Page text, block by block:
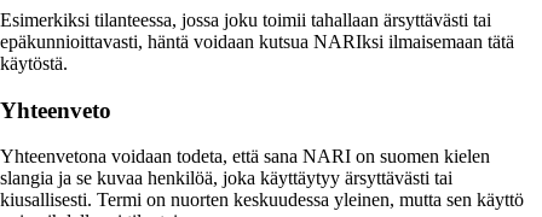
Esimerkiksi tilanteessa, jossa joku toimii tahallaan ärsyttävästi tai
epäkunnioittavasti, häntä voidaan kutsua NARIksi ilmaisemaan tätä
käytöstä.
Yhteenveto
Yhteenvetona voidaan todeta, että sana NARI on suomen kielen
slangia ja se kuvaa henkilöä, joka käyttäytyy ärsyttävästi tai
kiusallisesti. Termi on nuorten keskuudessa yleinen, mutta sen käyttö